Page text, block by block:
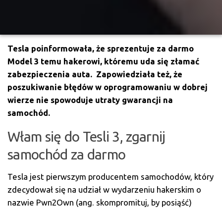
Tesla poinformowała, że sprezentuje za darmo
Model 3 temu hakerowi, któremu uda się złamać
zabezpieczenia auta. Zapowiedziała też, że
poszukiwanie błędów w oprogramowaniu w dobrej
wierze nie spowoduje utraty gwarancji na
samochód.
Włam się do Tesli 3, zgarnij
samochód za darmo
Tesla jest pierwszym producentem samochodów, który
zdecydował się na udział w wydarzeniu hakerskim o
nazwie Pwn2Own (ang. skompromituj, by posiąść)